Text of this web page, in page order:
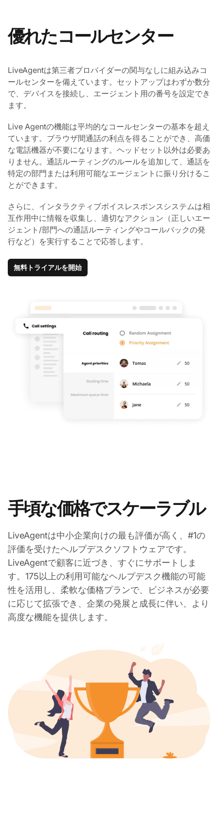
優れたコールセンター
LiveAgentは第三者プロバイダーの関与なしに組み込みコ
ールセンターを備えています。セットアップはわずか数分
で、デバイスを接続し、エージェント用の番号を設定でき
ます。
Live Agentの機能は平均的なコールセンターの基本を超え
ています。ブラウザ間通話の利点を得ることができ、高価
な電話機器が不要になります。ヘッドセット以外は必要あ
りません。通話ルーティングのルールを追加して、通話を
特定の部門または利用可能なエージェントに振り分けるこ
とができます。
さらに、インタラクティブボイスレスポンスシステムは相
互作用中に情報を収集し、適切なアクション（正しいエー
ジェント/部門への通話ルーティングやコールバックの発
行など）を実行することで応答します。
無料トライアルを開始
手頃な価格でスケーラブル
LiveAgentは中小企業向けの最も評価が高く、#1の
評価を受けたヘルプデスクソフトウェアです。
LiveAgentで顧客に近づき、すぐにサポートしま
す。175以上の利用可能なヘルプデスク機能の可能
性を活用し、柔軟な価格プランで、ビジネスが必要
に応じて拡張でき、企業の発展と成長に伴い、より
高度な機能を提供します。